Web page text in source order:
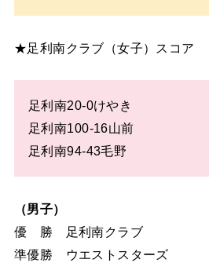
★足利南クラブ（女子）スコア
足利南20-0けやき
足利南100-16山前
足利南94-43毛野
（男子）
優 勝 足利南クラブ
準優勝 ウエストスターズ